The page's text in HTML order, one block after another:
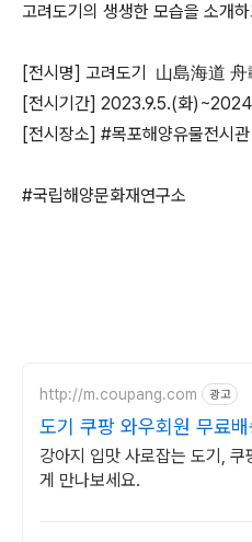
고려도기의 생생한 모습을 소개
[전시명] 고려도기 山島海道
[전시기간] 2023.9.5.(화
[전시장소] #목포해양유물전시
#국립해양문화재연구소
http://m.coupang.com 광고
도기 쿠팡 와우회원 무료
강아지 입맛 사로잡는 도기, 쿠
게 만나보세요.